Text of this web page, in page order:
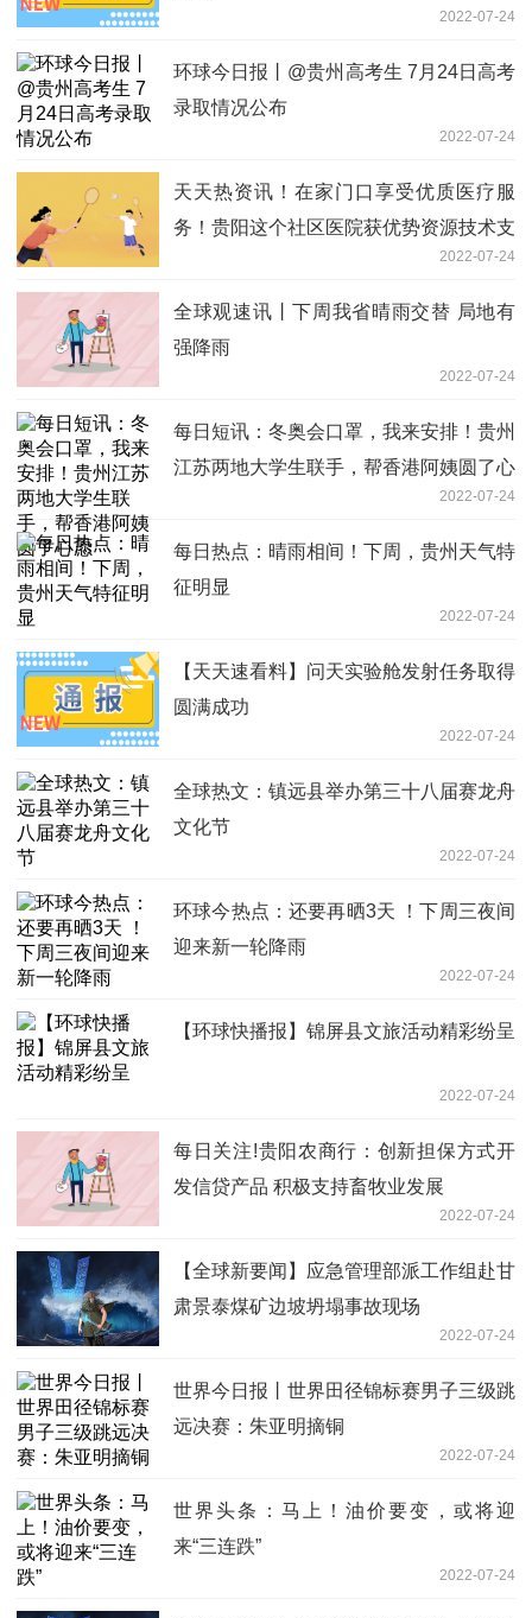
2022-07-24
环球今日报丨@贵州高考生 7月24日高考
录取情况公布
2022-07-24
天天热资讯！在家门口享受优质医疗服
务！贵阳这个社区医院获优势资源技术支
2022-07-24
全球观速讯丨下周我省晴雨交替 局地有
强降雨
2022-07-24
每日短讯：冬奥会口罩，我来安排！贵州
江苏两地大学生联手，帮香港阿姨圆了心
2022-07-24
每日热点：晴雨相间！下周，贵州天气特
征明显
2022-07-24
【天天速看料】问天实验舱发射任务取得
圆满成功
2022-07-24
全球热文：镇远县举办第三十八届赛龙舟
文化节
2022-07-24
环球今热点：还要再晒3天 ！下周三夜间
迎来新一轮降雨
2022-07-24
【环球快播报】锦屏县文旅活动精彩纷呈
2022-07-24
每日关注!贵阳农商行：创新担保方式开
发信贷产品 积极支持畜牧业发展
2022-07-24
【全球新要闻】应急管理部派工作组赴甘
肃景泰煤矿边坡坍塌事故现场
2022-07-24
世界今日报丨世界田径锦标赛男子三级跳
远决赛：朱亚明摘铜
2022-07-24
世界头条：马上！油价要变，或将迎
来“三连跌”
2022-07-24